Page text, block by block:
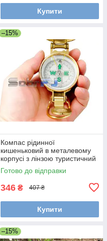
Купити
–15%
Компас рідинної
кишеньковий в металевому
корпусі з лінзою туристичний
для спортивного
орієнтування
Готово до відправки
346 ₴ 407 ₴
Купити
–15%